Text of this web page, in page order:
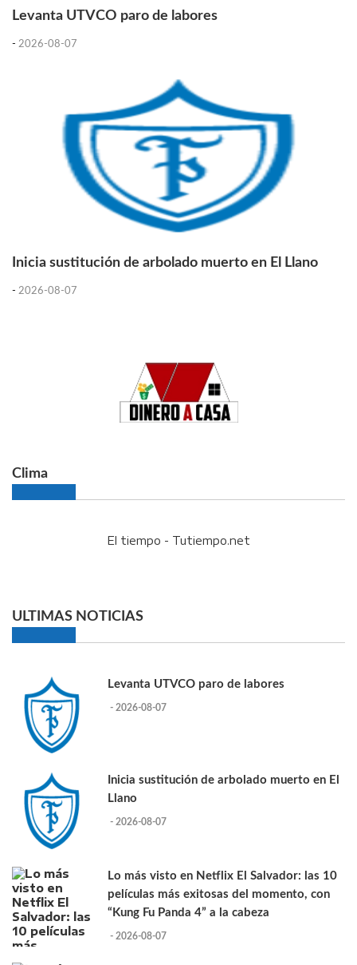
Levanta UTVCO paro de labores
- 2026-08-07
Inicia sustitución de arbolado muerto en El Llano
- 2026-08-07
Clima
El tiempo - Tutiempo.net
ULTIMAS NOTICIAS
Levanta UTVCO paro de labores
- 2026-08-07
Inicia sustitución de arbolado muerto en El
Llano
- 2026-08-07
Lo más visto en Netflix El Salvador: las 10
películas más exitosas del momento, con
“Kung Fu Panda 4” a la cabeza
- 2026-08-07